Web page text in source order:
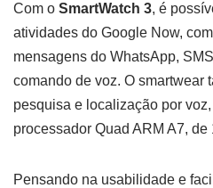
Com o SmartWatch 3, é
atividades do Google Now,
mensagens do WhatsApp,
comando de voz. O smartwear
pesquisa e localização por
processador Quad ARM A7,
Pensando na usabilidade e